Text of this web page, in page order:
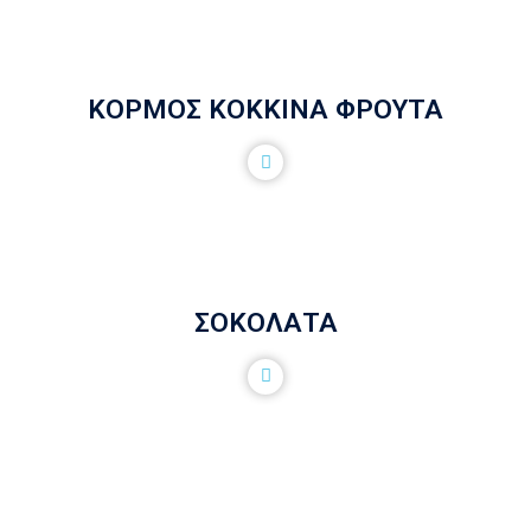
ΚΟΡΜΟΣ ΚΟΚΚΙΝΑ ΦΡΟΥΤΑ
ΣΟΚΟΛΑΤΑ